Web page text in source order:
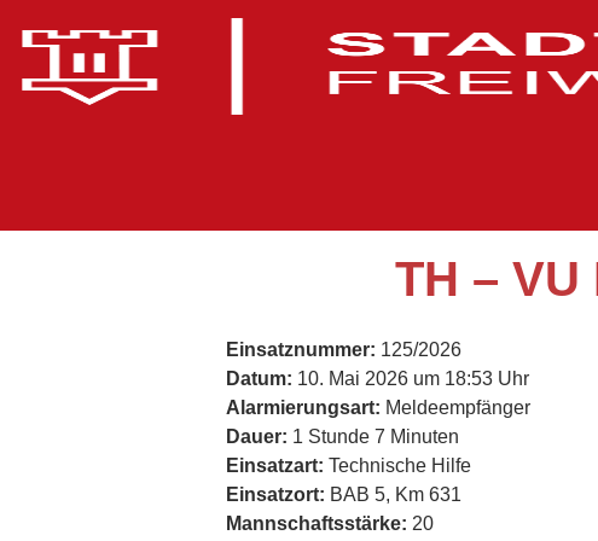
TH –
Einsatznummer: 125/2026
Datum: 10. Mai 2026 um 18:53 Uhr
Alarmierungsart: Meldeempfänger
Dauer: 1 Stunde 7 Minuten
Einsatzart: Technische Hilfe
Einsatzort: BAB 5, Km 631
Mannschaftsstärke: 20